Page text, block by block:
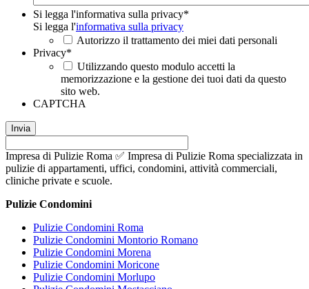
Si legga l'informativa sulla privacy*
Si legga l'informativa sulla privacy
Autorizzo il trattamento dei miei dati personali
Privacy*
Utilizzando questo modulo accetti la
memorizzazione e la gestione dei tuoi dati da questo
sito web.
CAPTCHA
Impresa di Pulizie Roma ✅ Impresa di Pulizie Roma specializzata in
pulizie di appartamenti, uffici, condomini, attività commerciali,
cliniche private e scuole.
Pulizie Condomini
Pulizie Condomini Roma
Pulizie Condomini Montorio Romano
Pulizie Condomini Morena
Pulizie Condomini Moricone
Pulizie Condomini Morlupo